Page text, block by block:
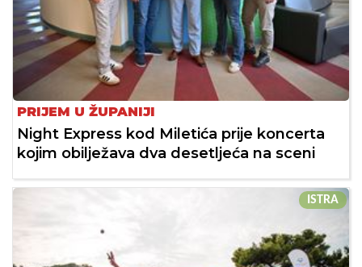
PRIJEM U ŽUPANIJI
Night Express kod Miletića prije koncerta
kojim obilježava dva desetljeća na sceni
ISTRA